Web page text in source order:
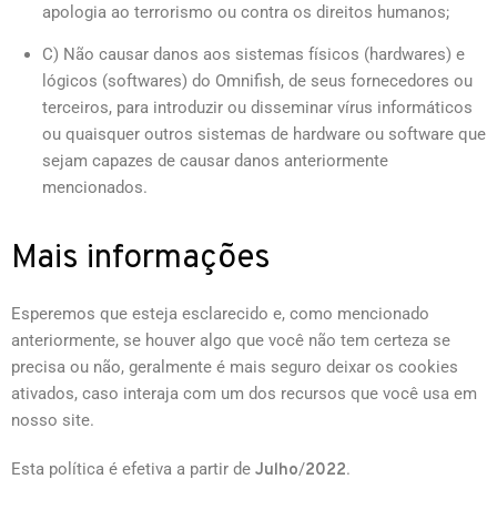
apologia ao terrorismo ou contra os direitos humanos;
C) Não causar danos aos sistemas físicos (hardwares) e
lógicos (softwares) do Omnifish, de seus fornecedores ou
terceiros, para introduzir ou disseminar vírus informáticos
ou quaisquer outros sistemas de hardware ou software que
sejam capazes de causar danos anteriormente
mencionados.
Mais informações
Esperemos que esteja esclarecido e, como mencionado
anteriormente, se houver algo que você não tem certeza se
precisa ou não, geralmente é mais seguro deixar os cookies
ativados, caso interaja com um dos recursos que você usa em
nosso site.
Esta política é efetiva a partir de Julho/2022.